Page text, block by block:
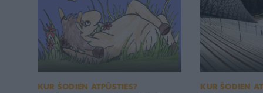
KUR ŠODIEN ATPŪSTIES? KUR ŠODIEN